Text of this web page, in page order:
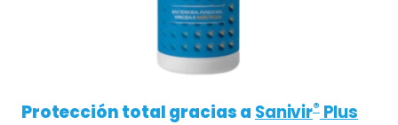
Protección total gracias a Sanivir®Plus